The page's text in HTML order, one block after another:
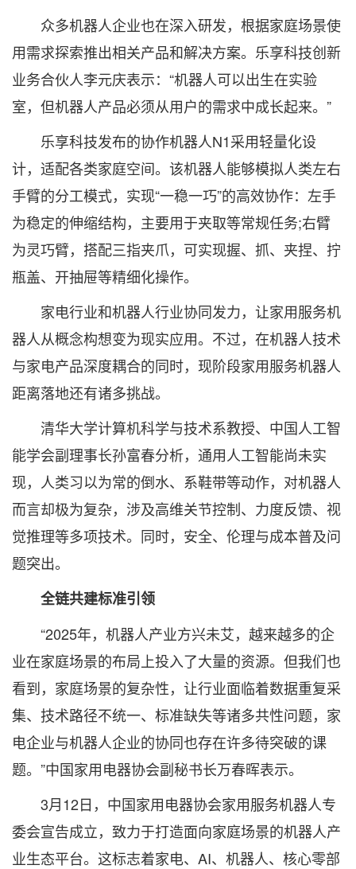
众多机器人企业也在深入研发，根据家庭场景使
用需求探索推出相关产品和解决方案。乐享科技创新
业务合伙人李元庆表示：“机器人可以出生在实验
室，但机器人产品必须从用户的需求中成长起来。”
乐享科技发布的协作机器人N1采用轻量化设
计，适配各类家庭空间。该机器人能够模拟人类左右
手臂的分工模式，实现“一稳一巧”的高效协作：左手
为稳定的伸缩结构，主要用于夹取等常规任务;右臂
为灵巧臂，搭配三指夹爪，可实现握、抓、夹捏、拧
瓶盖、开抽屉等精细化操作。
家电行业和机器人行业协同发力，让家用服务机
器人从概念构想变为现实应用。不过，在机器人技术
与家电产品深度耦合的同时，现阶段家用服务机器人
距离落地还有诸多挑战。
清华大学计算机科学与技术系教授、中国人工智
能学会副理事长孙富春分析，通用人工智能尚未实
现，人类习以为常的倒水、系鞋带等动作，对机器人
而言却极为复杂，涉及高维关节控制、力度反馈、视
觉推理等多项技术。同时，安全、伦理与成本普及问
题突出。
全链共建标准引领
“2025年，机器人产业方兴未艾，越来越多的企
业在家庭场景的布局上投入了大量的资源。但我们也
看到，家庭场景的复杂性，让行业面临着数据重复采
集、技术路径不统一、标准缺失等诸多共性问题，家
电企业与机器人企业的协同也存在许多待突破的课
题。”中国家用电器协会副秘书长万春晖表示。
3月12日，中国家用电器协会家用服务机器人专
委会宣告成立，致力于打造面向家庭场景的机器人产
业生态平台。这标志着家电、AI、机器人、核心零部